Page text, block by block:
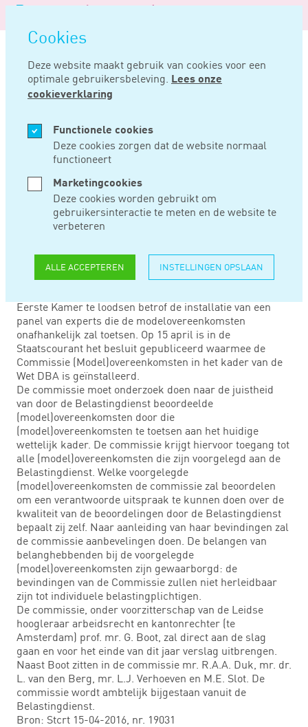
overslaan
Cookies
Deze website maakt gebruik van cookies voor een
optimale gebruikersbeleving. Lees onze
cookieverklaring
Functionele cookies
Deze cookies zorgen dat de website normaal
functioneert
Marketingcookies
Deze cookies worden gebruikt om
gebruikersinteractie te meten en de website te
verbeteren
ALLE ACCEPTEREN INSTELLINGEN OPSLAAN
Logo
Noord
Negentig
Home Nieuws Beoordelingen fiscus onder de loep
APR 18, 2016
BEOORDELINGEN
FISCUS ONDER DE
LOEP
Een van de toezeggingen van de staatssecretaris om de
Eerste Kamer te loodsen betrof de installatie van een
panel van experts die de modelovereenkomsten
onafhankelijk zal toetsen. Op 15 april is in de
Staatscourant het besluit gepubliceerd waarmee de
Commissie (Model)overeenkomsten in het kader van de
Wet DBA is geïnstalleerd.
De commissie moet onderzoek doen naar de juistheid
van door de Belastingdienst beoordeelde
(model)overeenkomsten door die
(model)overeenkomsten te toetsen aan het huidige
wettelijk kader. De commissie krijgt hiervoor toegang tot
alle (model)overeenkomsten die zijn voorgelegd aan de
Belastingdienst. Welke voorgelegde
(model)overeenkomsten de commissie zal beoordelen
om een verantwoorde uitspraak te kunnen doen over de
kwaliteit van de beoordelingen door de Belastingdienst
bepaalt zij zelf. Naar aanleiding van haar bevindingen zal
de commissie aanbevelingen doen. De belangen van
belanghebbenden bij de voorgelegde
(model)overeenkomsten zijn gewaarborgd: de
bevindingen van de Commissie zullen niet herleidbaar
zijn tot individuele belastingplichtigen.
De commissie, onder voorzitterschap van de Leidse
hoogleraar arbeidsrecht en kantonrechter (te
Amsterdam) prof. mr. G. Boot, zal direct aan de slag
gaan en voor het einde van dit jaar verslag uitbrengen.
Naast Boot zitten in de commissie mr. R.A.A. Duk, mr. dr.
L. van den Berg, mr. L.J. Verhoeven en M.E. Slot. De
commissie wordt ambtelijk bijgestaan vanuit de
Belastingdienst.
Bron: Stcrt 15-04-2016, nr. 19031